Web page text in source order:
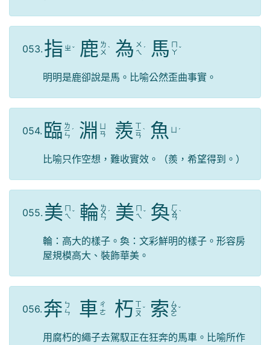
053. 指 ㄓ ˇ 鹿 ㄌ
ㄨ ˋ 為 ㄨ
ㄟ ˊ 馬 ㄇ
ㄚ ˇ
明明是鹿卻說是馬。比喻公然歪曲事實。
054. 臨 ㄌ
ㄧ
ㄣ
ˊ 淵
ㄢ
羨 ㄒ
ㄧ
ㄢ
ˋ 魚 ˊ
比喻只作空想，難收實效。（羨，希望得到。）
055. 美 ㄇ
ㄟ ˇ 輪 ㄌ
ㄨ
ㄣ
ˊ 美 ㄇ
ㄟ ˇ 奐 ㄏ
ㄨ
ㄢ
ˋ
輪：高大的樣子。奐：文彩鮮明的樣子。形容房
屋規模高大、裝飾華美。
056. 奔 ㄅ
ㄣ
車 ㄔ
ㄜ
朽 ㄒ
ㄧ
ㄡ
ˇ 索 ㄙ
ㄨ
ㄛ
ˇ
用腐朽的繩子去駕馭正在狂奔的馬車。比喻所作